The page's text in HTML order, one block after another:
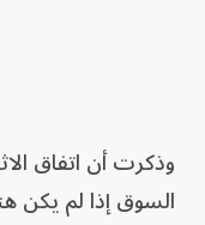
وذكرت أن اتفاق
السوق إذا لم يكن